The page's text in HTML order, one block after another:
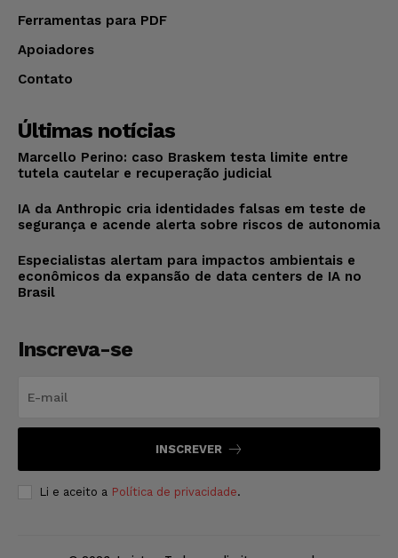
Ferramentas para PDF
Apoiadores
Contato
Últimas notícias
Marcello Perino: caso Braskem testa limite entre
tutela cautelar e recuperação judicial
IA da Anthropic cria identidades falsas em teste de
segurança e acende alerta sobre riscos de autonomia
Especialistas alertam para impactos ambientais e
econômicos da expansão de data centers de IA no
Brasil
Inscreva-se
INSCREVER
Li e aceito a Política de privacidade.